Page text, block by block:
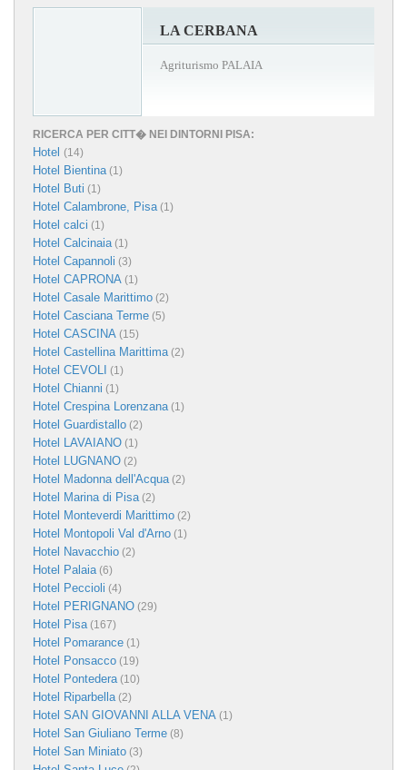
LA CERBANA
Agriturismo PALAIA
RICERCA PER CITT� NEI DINTORNI PISA:
Hotel (14)
Hotel Bientina(1)
Hotel Buti (1)
Hotel Calambrone, Pisa(1)
Hotel calci (1)
Hotel Calcinaia(1)
Hotel Capannoli (3)
Hotel CAPRONA (1)
Hotel Casale Marittimo (2)
Hotel Casciana Terme (5)
Hotel CASCINA (15)
Hotel Castellina Marittima(2)
Hotel CEVOLI (1)
Hotel Chianni (1)
Hotel Crespina Lorenzana(1)
Hotel Guardistallo (2)
Hotel LAVAIANO (1)
Hotel LUGNANO (2)
Hotel Madonna dell'Acqua(2)
Hotel Marina di Pisa(2)
Hotel Monteverdi Marittimo (2)
Hotel Montopoli Val d'Arno (1)
Hotel Navacchio (2)
Hotel Palaia(6)
Hotel Peccioli (4)
Hotel PERIGNANO (29)
Hotel Pisa(167)
Hotel Pomarance (1)
Hotel Ponsacco (19)
Hotel Pontedera(10)
Hotel Riparbella(2)
Hotel SAN GIOVANNI ALLA VENA (1)
Hotel San Giuliano Terme (8)
Hotel San Miniato (3)